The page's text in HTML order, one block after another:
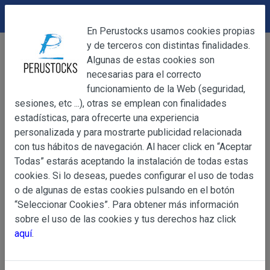
Alimentación
Otras conservas
Aceituna de Botija SyS 567g
OBJETO
Información
Básica
sobre
de Datos
OBJETO
Las presentes Condiciones Generales regulan la
web www.perustocks.es, del que es titular ALBERT
YACARINE (en adelante, PERUSTOCKS).
La adquisición de cualesquiera de los productos
DEVOLUCIONES
En Perustocks usamos cookies propias
y de terceros con distintas finalidades.
Algunas de estas cookies son
necesarias para el correcto
funcionamiento de la Web (seguridad,
sesiones, etc ...), otras se emplean con finalidades
estadísticas, para ofrecerte una experiencia
personalizada y para mostrarte publicidad relacionada
con tus hábitos de navegación. Al hacer click en “Aceptar
Todas” estarás aceptando la instalación de todas estas
cookies. Si lo deseas, puedes configurar el uso de todas
o de algunas de estas cookies pulsando en el botón
“Seleccionar Cookies”. Para obtener más información
sobre el uso de las cookies y tus derechos haz click
aquí.